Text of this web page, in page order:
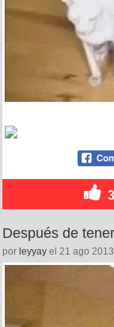
Después de
por leyyay el 21 ago